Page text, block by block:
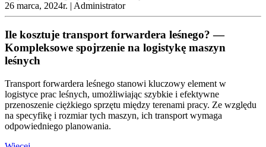
26 marca, 2024r. | Administrator
Ile kosztuje transport forwardera leśnego? —
Kompleksowe spojrzenie na logistykę maszyn
leśnych
Transport forwardera leśnego stanowi kluczowy element w
logistyce prac leśnych, umożliwiając szybkie i efektywne
przenoszenie ciężkiego sprzętu między terenami pracy. Ze względu
na specyfikę i rozmiar tych maszyn, ich transport wymaga
odpowiedniego planowania.